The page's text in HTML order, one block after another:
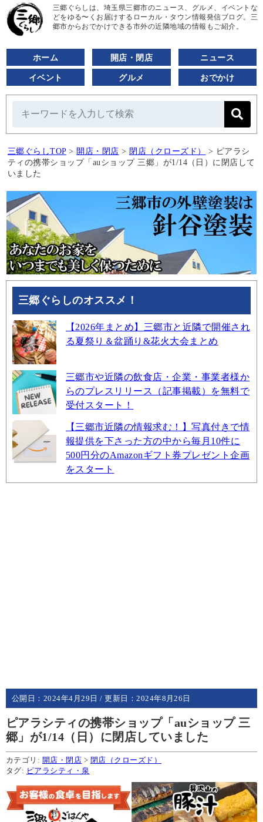
三郷ぐらしは、埼玉県三郷市のニュース、グルメ、イベントな
どをゆる〜くお届けするローカル・タウン情報発信ブログ。三
郷市からおでかけできる市外の近隣地域の情報もご紹介。
ホーム 開店・閉店 ニュース
イベント グルメ おでかけ
三郷ぐらしTOP > 開店・閉店 > 閉店（クローズド） > ピアラシ
ティの携帯ショップ「auショップ 三郷」が1/14（日）に閉店して
いました
三郷ぐらしのオススメ！
【2026年まとめ】三郷市と近隣で開催され
る夏祭り＆盆踊り&花火大会まとめ
三郷市や近隣の飲食店・企業・事業者様か
らのプレスリリース（記事掲載）を無料で
受付スタート！
【三郷市近隣の情報求む！】写真付きで情
報提供を下さった方の中から毎月10件に
500円分のAmazonギフト券プレゼント企画
をスタート
公開日： 2024年4月29日 / 更新日：2024年8月26日
ピアラシティの携帯ショップ「auショップ 三
郷」が1/14（日）に閉店していました
カテゴリ: 開店・閉店 > 閉店（クローズド）
タグ: ピアラシティ・泉